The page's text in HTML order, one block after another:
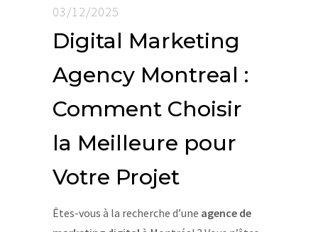
03/12/2025
Digital Marketing
Agency Montreal :
Comment Choisir
la Meilleure pour
Votre Projet
Êtes-vous à la recherche d’une agence de